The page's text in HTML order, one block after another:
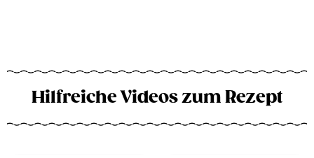
Hilfreiche Videos zum Rezept